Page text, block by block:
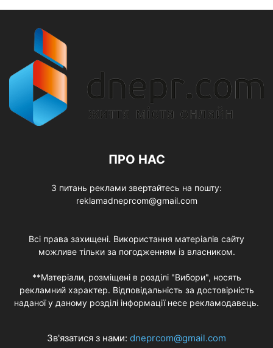
ПРО НАС
З питань реклами звертайтесь на пошту:
reklamadneprcom@gmail.com
Всі права захищені. Використання матеріалів сайту
можливе тільки за погодженням із власником.
**Матеріали, розміщені в розділі "Вибори", носять
рекламний характер. Відповідальність за достовірність
наданої у даному розділі інформації несе рекламодавець.
Зв'язатися з нами: dneprcom@gmail.com